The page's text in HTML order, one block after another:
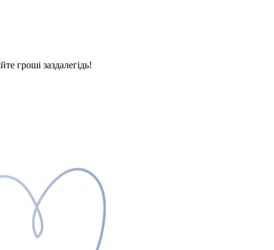
гроші заздалегідь!